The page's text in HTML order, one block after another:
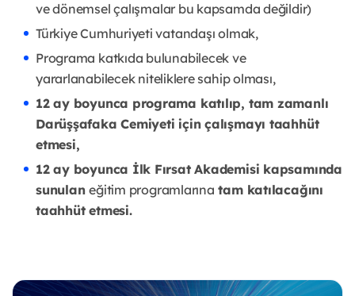
ve dönemsel çalışmalar bu kapsamda değildir)
Türkiye Cumhuriyeti vatandaşı olmak,
Programa katkıda bulunabilecek ve
yararlanabilecek niteliklere sahip olması,
12 ay boyunca programa katılıp, tam zamanlı
Darüşşafaka Cemiyeti için çalışmayı taahhüt
etmesi,
12 ay boyunca İlk Fırsat Akademisi kapsamında
sunulaneğitim programlarına tam katılacağını
taahhüt etmesi.